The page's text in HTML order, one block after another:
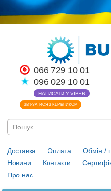
066 729 10 01
096 029 10 01
НАПИСАТИ У VIBER
ЗВ’ЯЗАТИСЯ З КЕРІВНИКОМ
Доставка Оплата Обмін /
Новини
Контакти
Про нас